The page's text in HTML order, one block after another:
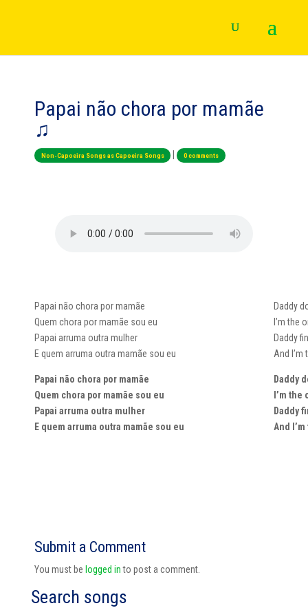
Papai não chora por mamãe
♫
Non-Capoeira Songs as Capoeira Songs | 0 comments
Papai não chora por mamãe
Quem chora por mamãe sou eu
Papai arruma outra mulher
E quem arruma outra mamãe sou eu
Papai não chora por mamãe
Quem chora por mamãe sou eu
Papai arruma outra mulher
E quem arruma outra mamãe sou eu
Daddy
I’m the
Daddy
And
Daddy
I’m
Daddy
And
Submit a Comment
You must be logged into post a comment.
Search songs